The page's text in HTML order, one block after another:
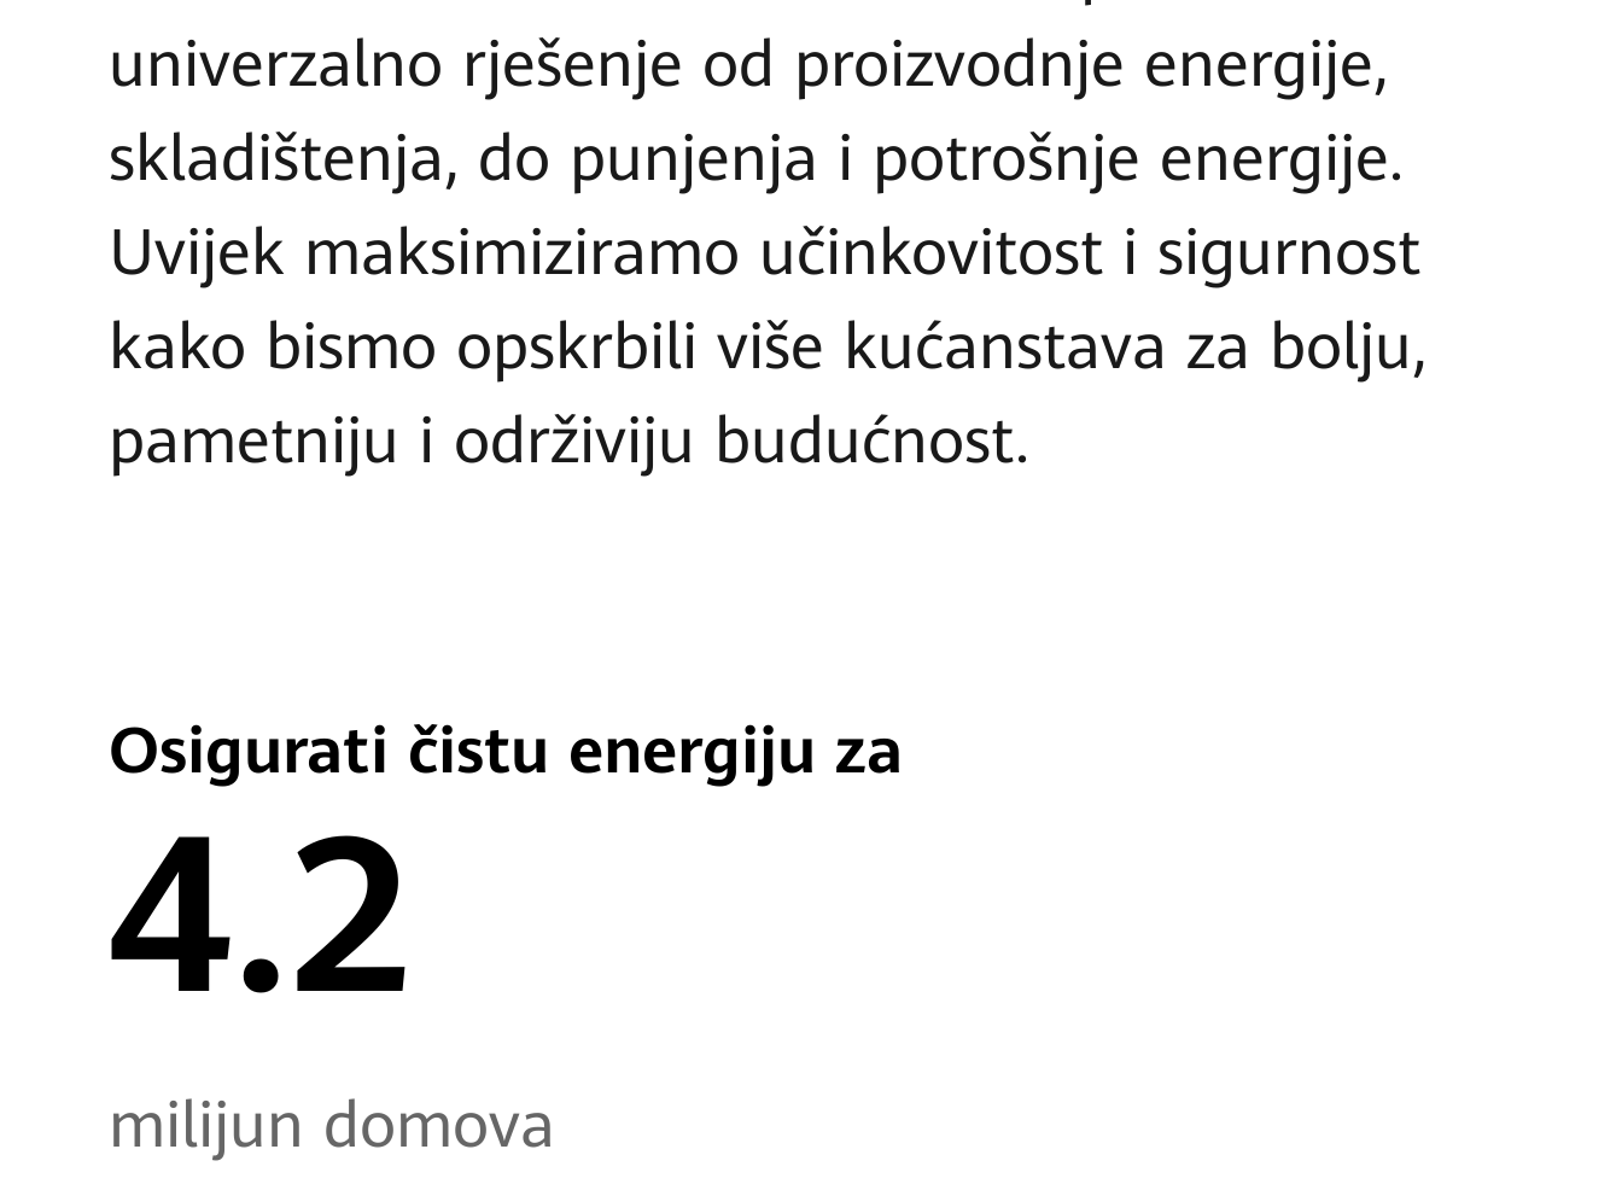
univerzalno rješenje od proizvodnje energije,
skladištenja, do punjenja i potrošnje energije.
Uvijek maksimiziramo učinkovitost i sigurnost
kako bismo opskrbili više kućanstava za bolju,
pametniju i održiviju budućnost.
Osigurati čistu energiju za
4.2
milijun domova